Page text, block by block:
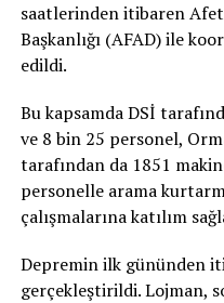
saatlerinden itibaren
Başkanlığı (AFAD) ile
edildi.
Bu kapsamda DSİ
ve 8 bin 25 personel,
tarafından da 1851
personelle arama
çalışmalarına katılım
Depremin ilk gününden
gerçekleştirildi. Lojman,